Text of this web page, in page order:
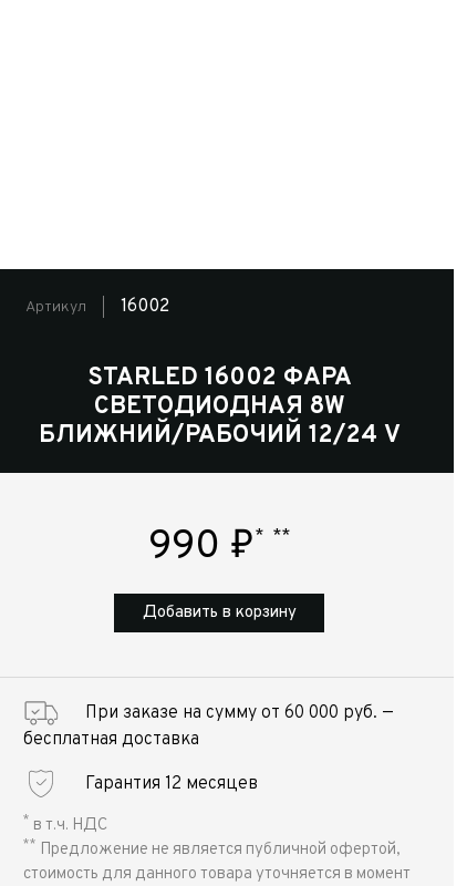
Артикул 16002
STARLED 16002 ФАРА
СВЕТОДИОДНАЯ 8W
БЛИЖНИЙ/РАБОЧИЙ 12/24 V
990 ₽* **
Добавить в корзину
При заказе на сумму от 60 000 руб. —
бесплатная доставка
Гарантия 12 месяцев
* в т.ч. НДС
** Предложение не является публичной офертой,
стоимость для данного товара уточняется в момент